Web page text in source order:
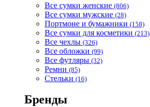
Все сумки женские (806)
Все сумки мужские (28)
Портмоне и бумажники (158)
Все сумки для косметики (213)
Все чехлы (326)
Все обложки (99)
Все футляры (32)
Ремни (85)
Стельки (16)
Бренды